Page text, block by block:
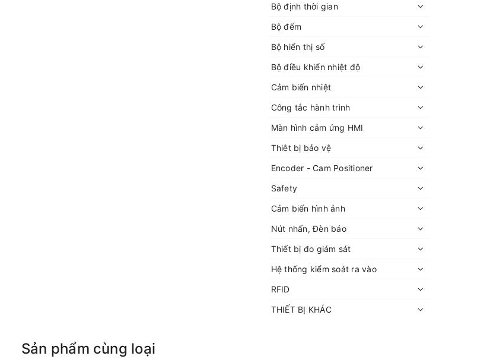
Bộ định thời gian
Bộ đếm
Bộ hiển thị số
Bộ điều khiển nhiệt độ
Cảm biến nhiệt
Công tắc hành trình
Màn hình cảm ứng HMI
Thiêt bị bảo vệ
Encoder - Cam Positioner
Safety
Cảm biến hình ảnh
Nút nhấn, Đèn báo
Thiết bị đo giám sát
Hệ thống kiểm soát ra vào
RFID
THIẾT BỊ KHÁC
Sản phẩm cùng loại